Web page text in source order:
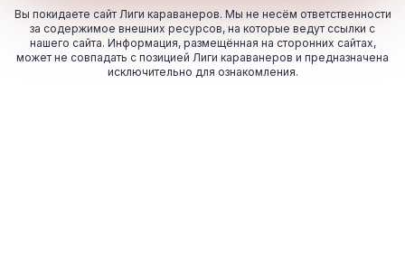
Вы покидаете сайт Лиги караванеров. Мы не несём ответственности
за содержимое внешних ресурсов, на которые ведут ссылки с
нашего сайта. Информация, размещённая на сторонних сайтах,
может не совпадать с позицией Лиги караванеров и предназначена
исключительно для ознакомления.